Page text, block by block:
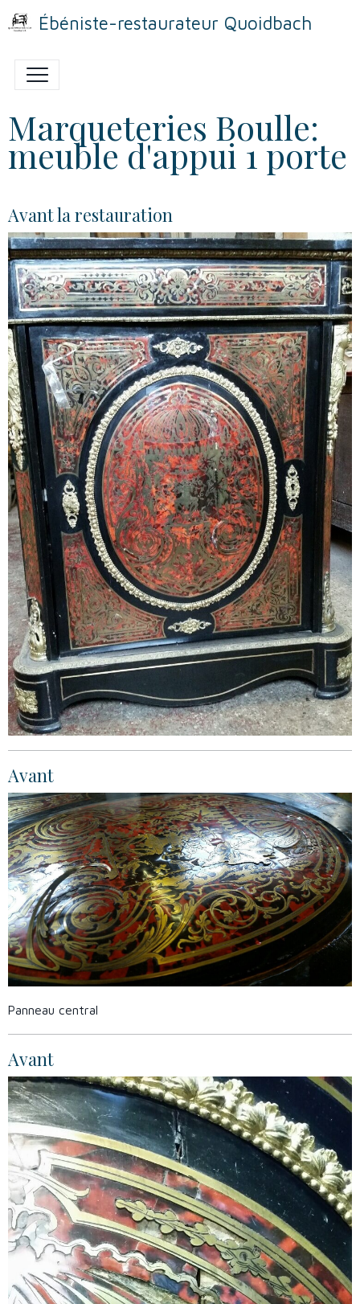
Ébéniste-restaurateur Quoidbach
Marqueteries Boulle:
meuble d'appui 1 porte
Avant la restauration
Avant
Panneau central
Avant